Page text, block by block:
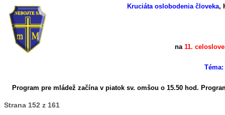
Kruciáta oslobodenia človeka,
na 11.
Program pre mládež začína v piatok sv. omšou o 15.50 hod.
Strana 152 z 161